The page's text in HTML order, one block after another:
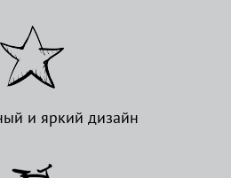
и яркий дизайн